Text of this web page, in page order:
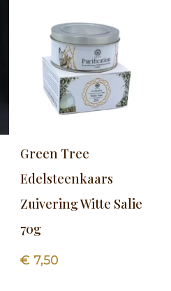
Green Tree
Edelsteenkaars
Zuivering Witte Salie
70g
€ 7,50